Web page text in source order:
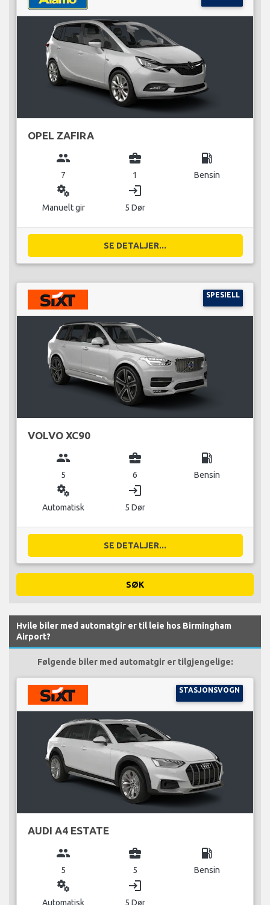
OPEL ZAFIRA
group
7
business_center
1
local_gas_station
Bensin
miscellaneous_services
Manuelt gir
login
5 Dør
SE DETALJER...
SPESIELL
VOLVO XC90
group
5
business_center
6
local_gas_station
Bensin
miscellaneous_services
Automatisk
login
5 Dør
SE DETALJER...
SØK
Hvile biler med automatgir er til leie hos Birmingham
Airport?
Følgende biler med automatgir er tilgjengelige:
STASJONSVOGN
AUDI A4 ESTATE
group
5
business_center
5
local_gas_station
Bensin
miscellaneous_services
Automatisk
login
5 Dør